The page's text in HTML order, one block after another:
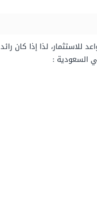
لذا إذا كان رائد
السعودية :